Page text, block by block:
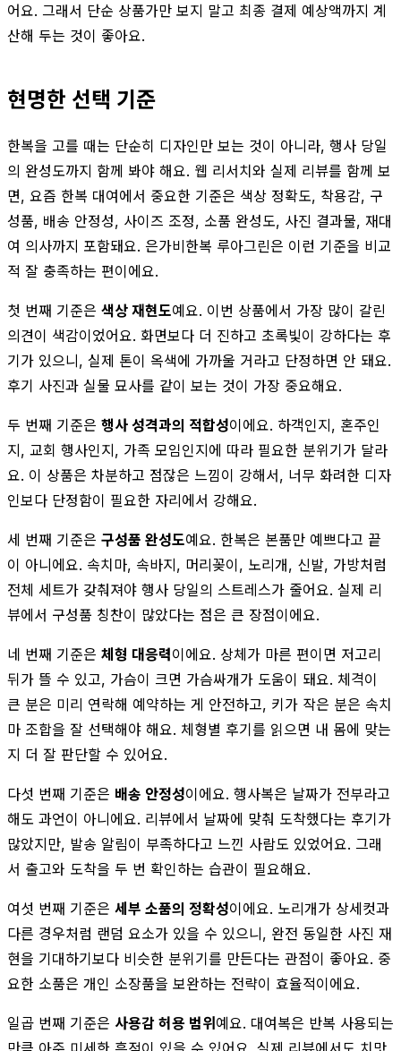
어요. 그래서 단순 상품가만 보지 말고 최종 결제 예상액까지 계
산해 두는 것이 좋아요.
현명한 선택 기준
한복을 고를 때는 단순히 디자인만 보는 것이 아니라, 행사 당일
의 완성도까지 함께 봐야 해요. 웹 리서치와 실제 리뷰를 함께 보
면, 요즘 한복 대여에서 중요한 기준은 색상 정확도, 착용감, 구
성품, 배송 안정성, 사이즈 조정, 소품 완성도, 사진 결과물, 재대
여 의사까지 포함돼요. 은가비한복 루아그린은 이런 기준을 비교
적 잘 충족하는 편이에요.
첫 번째 기준은 색상 재현도예요. 이번 상품에서 가장 많이 갈린
의견이 색감이었어요. 화면보다 더 진하고 초록빛이 강하다는 후
기가 있으니, 실제 톤이 옥색에 가까울 거라고 단정하면 안 돼요.
후기 사진과 실물 묘사를 같이 보는 것이 가장 중요해요.
두 번째 기준은 행사 성격과의 적합성이에요. 하객인지, 혼주인
지, 교회 행사인지, 가족 모임인지에 따라 필요한 분위기가 달라
요. 이 상품은 차분하고 점잖은 느낌이 강해서, 너무 화려한 디자
인보다 단정함이 필요한 자리에서 강해요.
세 번째 기준은 구성품 완성도예요. 한복은 본품만 예쁘다고 끝
이 아니에요. 속치마, 속바지, 머리꽂이, 노리개, 신발, 가방처럼
전체 세트가 갖춰져야 행사 당일의 스트레스가 줄어요. 실제 리
뷰에서 구성품 칭찬이 많았다는 점은 큰 장점이에요.
네 번째 기준은 체형 대응력이에요. 상체가 마른 편이면 저고리
뒤가 뜰 수 있고, 가슴이 크면 가슴싸개가 도움이 돼요. 체격이
큰 분은 미리 연락해 예약하는 게 안전하고, 키가 작은 분은 속치
마 조합을 잘 선택해야 해요. 체형별 후기를 읽으면 내 몸에 맞는
지 더 잘 판단할 수 있어요.
다섯 번째 기준은 배송 안정성이에요. 행사복은 날짜가 전부라고
해도 과언이 아니에요. 리뷰에서 날짜에 맞춰 도착했다는 후기가
많았지만, 발송 알림이 부족하다고 느낀 사람도 있었어요. 그래
서 출고와 도착을 두 번 확인하는 습관이 필요해요.
여섯 번째 기준은 세부 소품의 정확성이에요. 노리개가 상세컷과
다른 경우처럼 랜덤 요소가 있을 수 있으니, 완전 동일한 사진 재
현을 기대하기보다 비슷한 분위기를 만든다는 관점이 좋아요. 중
요한 소품은 개인 소장품을 보완하는 전략이 효율적이에요.
일곱 번째 기준은 사용감 허용 범위예요. 대여복은 반복 사용되는